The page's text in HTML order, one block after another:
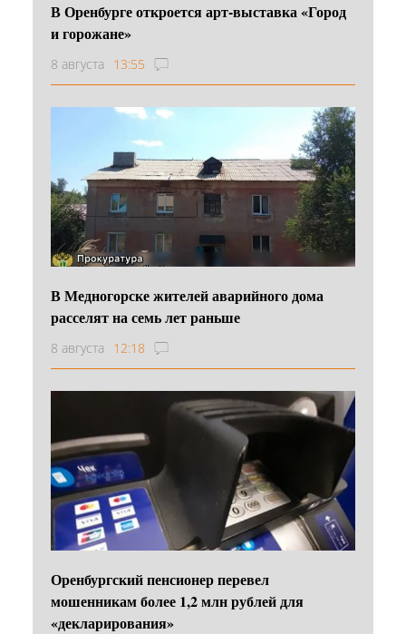
В Оренбурге откроется арт-выставка «Город
и горожане»
8 августа 13:55
В Медногорске жителей аварийного дома
расселят на семь лет раньше
8 августа 12:18
Оренбургский пенсионер перевел
мошенникам более 1,2 млн рублей для
«декларирования»